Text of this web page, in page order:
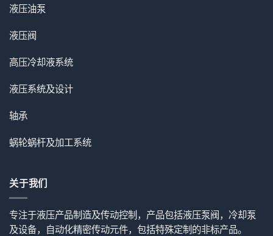
液压油泵
液压阀
高压冷却液系统
液压系统及设计
轴承
蜗轮蜗杆及加工系统
关于我们
专注于液压产品制造及传动控制，产品包括液压泵阀，冷却泵
及设备，自动化精密传动元件，包括特殊定制的非标产品。